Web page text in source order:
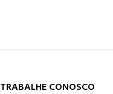
TRABALHE CONOSCO